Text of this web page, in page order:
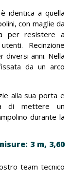
identica a quella
con maglie da
per resistere a
Recinzione
diversi anni. Nella
da un arco
alla sua porta e
di mettere un
durante la
3 m, 3,60
team tecnico